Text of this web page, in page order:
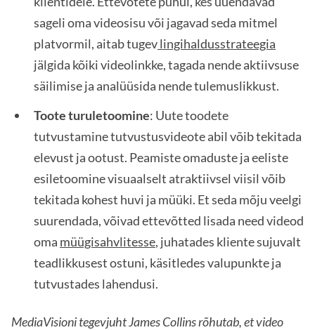
sageli oma videosisu või jagavad seda mitmel
platvormil, aitab tugevlingihaldusstrateegia
jälgida kõiki videolinkke, tagada nende aktiivsuse
säilimise ja analüüsida nende tulemuslikkust.
Toote turuletoomine: Uute toodete
tutvustamine tutvustusvideote abil võib tekitada
elevust ja ootust. Peamiste omaduste ja eeliste
esiletoomine visuaalselt atraktiivsel viisil võib
tekitada kohest huvi ja müüki. Et seda mõju veelgi
suurendada, võivad ettevõtted lisada need videod
oma müügisahvlitesse, juhatades kliente sujuvalt
teadlikkusest ostuni, käsitledes valupunkte ja
tutvustades lahendusi.
MediaVisioni tegevjuht James Collins rõhutab, et video